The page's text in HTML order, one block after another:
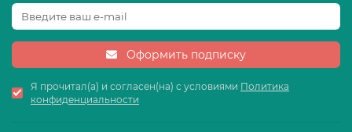
Оформить подписку
Я прочитал(а) и согласен(на) с условиями Политика
конфиденциальности